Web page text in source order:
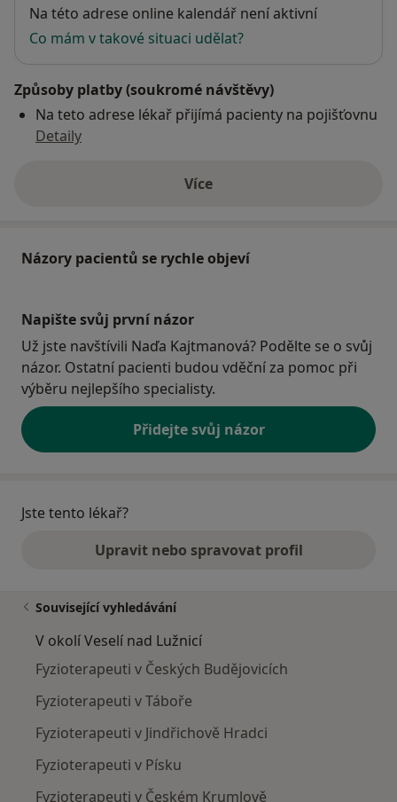
Dostupnost
Na této adrese online kalendář není aktivní
Co mám v takové situaci udělat?
Způsoby platby (soukromé návštěvy)
Na teto adrese lékař přijímá pacienty na pojišťovnu
Detaily
Víceo adrese
Názory pacientů se rychle objeví
Napište svůj první názor
Už jste navštívili Naďa Kajtmanová? Podělte se o svůj
názor. Ostatní pacienti budou vděční za pomoc při
výběru nejlepšího specialisty.
Přidejte svůj názor
Jste tento lékař?
Upravit nebo spravovat profil
Související vyhledávání
V okolí Veselí nad Lužnicí
Fyzioterapeuti v Českých Budějovicích
Fyzioterapeuti v Táboře
Fyzioterapeuti v Jindřichově Hradci
Fyzioterapeuti v Písku
Fyzioterapeuti v Českém Krumlově